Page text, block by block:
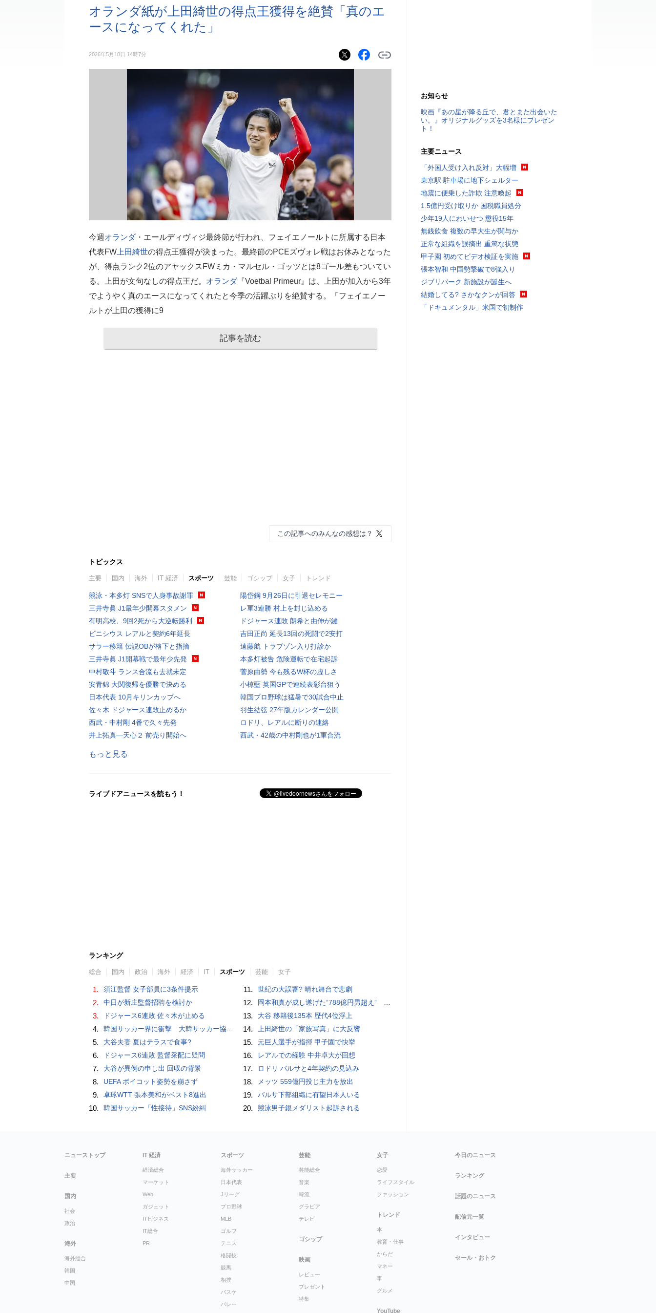
オランダ紙が上田綺世の得点王獲得を絶賛「真のエ
ースになってくれた」
2026年5月18日 14時7分
今週 オランダ・エールディヴィジ最終節が行われ、フェイエノールトに所属する日本
代表FW 上田綺世の得点王獲得が決まった。最終節のPCEズヴォレ戦はお休みとなった
が、得点ランク2位のアヤックスFWミカ・マルセル・ゴッツとは8ゴール差もついてい
る。上田が文句なしの得点王だ。 オランダ『Voetbal Primeur』は、上田が加入から3年
でようやく真のエースになってくれたと今季の活躍ぶりを絶賛する。「フェイエノー
ルトが上田の獲得に9
記事を読む
この記事へのみんなの感想は？
トピックス
主要 国内 海外 IT 経済 スポーツ 芸能 ゴシップ 女子 トレンド
競泳・本多灯 SNSで人身事故謝罪
三井寺眞 J1最年少開幕スタメン
有明高校、9回2死から大逆転勝利
ビニシウス レアルと契約6年延長
サラー移籍 伝説OBが格下と指摘
三井寺眞 J1開幕戦で最年少先発
中村敬斗 ランス合流も去就未定
安青錦 大関復帰を優勝で決める
日本代表 10月キリンカップへ
佐々木 ドジャース連敗止めるか
西武・中村剛 4番で久々先発
井上拓真―天心２ 前売り開始へ
陽岱鋼 9月26日に引退セレモニー
レ軍3連勝 村上を封じ込める
ドジャース連敗 朗希と由伸が鍵
吉田正尚 延長13回の死闘で2安打
遠藤航 トラブゾン入り打診か
本多灯被告 危険運転で在宅起訴
菅原由勢 今も残るW杯の虚しさ
小椋藍 英国GPで連続表彰台狙う
韓国プロ野球は猛暑で30試合中止
羽生結弦 27年版カレンダー公開
ロドリ、レアルに断りの連絡
西武・42歳の中村剛也が1軍合流
もっと見る
ライブドアニュースを読もう！
ランキング
総合 国内 政治 海外 経済 IT スポーツ 芸能 女子
1. 須江監督 女子部員に3条件提示
2. 中日が新庄監督招聘を検討か
3. ドジャース6連敗 佐々木が止める
4. 韓国サッカー界に衝撃 大韓サッカー協会に外国人審判への“性的接待”疑惑 韓国メディアが報道
5. 大谷夫妻 夏はテラスで食事?
6. ドジャース6連敗 監督采配に疑問
7. 大谷が異例の申し出 回収の背景
8. UEFA ボイコット姿勢を崩さず
9. 卓球WTT 張本美和がベスト8進出
10. 韓国サッカー「性接待」SNS紛糾
11. 世紀の大誤審? 晴れ舞台で悲劇
12. 岡本和真が成し遂げた“788億円男超え” いつのまにか「3位」…見据える球団記録更新
13. 大谷 移籍後135本 歴代4位浮上
14. 上田綺世の「家族写真」に大反響
15. 元巨人選手が指揮 甲子園で快挙
16. レアルでの経験 中井卓大が回想
17. ロドリ バルサと4年契約の見込み
18. メッツ 559億円投じ主力を放出
19. バルサ下部組織に有望日本人いる
20. 競泳男子銀メダリスト起訴される
お知らせ
映画『あの星が降る丘で、君とまた出会いた
い。』オリジナルグッズを3名様にプレゼン
ト！
主要ニュース
「外国人受け入れ反対」大幅増
東京駅 駐車場に地下シェルター
地震に便乗した詐欺 注意喚起
1.5億円受け取りか 国税職員処分
少年19人にわいせつ 懲役15年
無銭飲食 複数の早大生が関与か
正常な組織を誤摘出 重篤な状態
甲子園 初めてビデオ検証を実施
張本智和 中国勢撃破で8強入り
ジブリパーク 新施設が誕生へ
結婚してる? さかなクンが回答
「ドキュメンタル」米国で初制作
ニューストップ
主要
国内
社会
政治
海外
海外総合
韓国
中国
IT 経済
経済総合
マーケット
Web
ガジェット
ITビジネス
IT総合
PR
スポーツ
海外サッカー
日本代表
Jリーグ
プロ野球
MLB
ゴルフ
テニス
格闘技
競馬
相撲
バスケ
バレー
芸能
芸能総合
音楽
韓流
グラビア
テレビ
ゴシップ
映画
レビュー
プレゼント
特集
女子
恋愛
ライフスタイル
ファッション
トレンド
本
教育・仕事
からだ
マネー
車
グルメ
YouTube
今日のニュース
ランキング
話題のニュース
配信元一覧
インタビュー
セール・おトク